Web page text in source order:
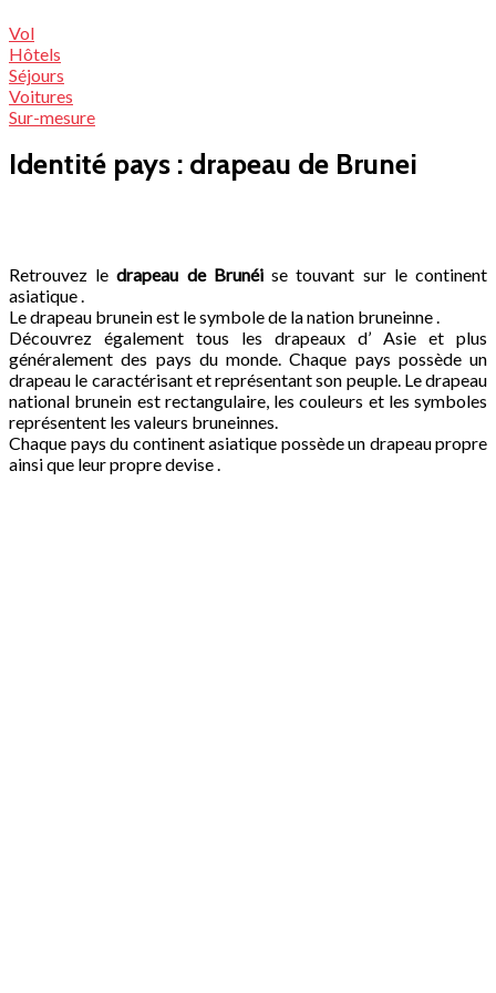
Vol
Hôtels
Séjours
Voitures
Sur-mesure
Identité pays : drapeau de Brunei
Retrouvez le drapeau de Brunéise touvant sur le continent
asiatique .
Le drapeau brunein est le symbole de la nation bruneinne .
Découvrez également tous les drapeaux d’ Asie et plus
généralement des pays du monde.Chaque pays possède un
drapeau le caractérisant et représentant son peuple. Le drapeau
national brunein est rectangulaire, les couleurs et les symboles
représentent les valeurs bruneinnes.
Chaque pays du continent asiatique possède un drapeau propre
ainsi que leur propre devise .